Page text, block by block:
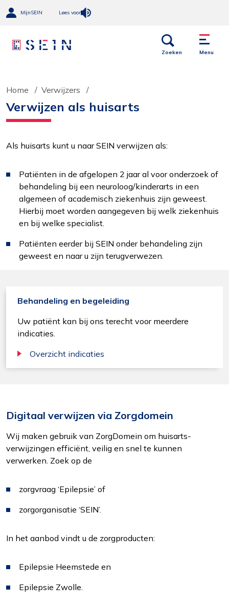
Functioneel
de inhoud van de website goed te kunnen
Open
Zoeken
Menu
links
Menu
MijnSEIN Lees voor
Home Verwijzers
Verwijzen als huisarts
Als huisarts kunt u naar SEIN verwijzen als:
Patiënten in de afgelopen 2 jaar al voor onderzoek of
behandeling bij een neuroloog/kinderarts in een
algemeen of academisch ziekenhuis zijn geweest.
Hierbij moet worden aangegeven bij welk ziekenhuis
en bij welke specialist.
Patiënten eerder bij SEIN onder behandeling zijn
geweest en naar u zijn terugverwezen.
Behandeling en begeleiding
Uw patiënt kan bij ons terecht voor meerdere
indicaties.
Overzicht indicaties
Digitaal verwijzen via Zorgdomein
Wij maken gebruik van ZorgDomein om huisarts-
verwijzingen efficiënt, veilig en snel te kunnen
verwerken. Zoek op de
zorgvraag ‘Epilepsie’ of
zorgorganisatie ‘SEIN’.
In het aanbod vindt u de zorgproducten:
Epilepsie Heemstede en
Epilepsie Zwolle.